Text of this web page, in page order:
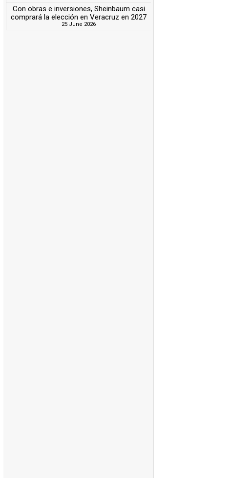
Con obras e inversiones, Sheinbaum casi
comprará la elección en Veracruz en 2027
25 June 2026